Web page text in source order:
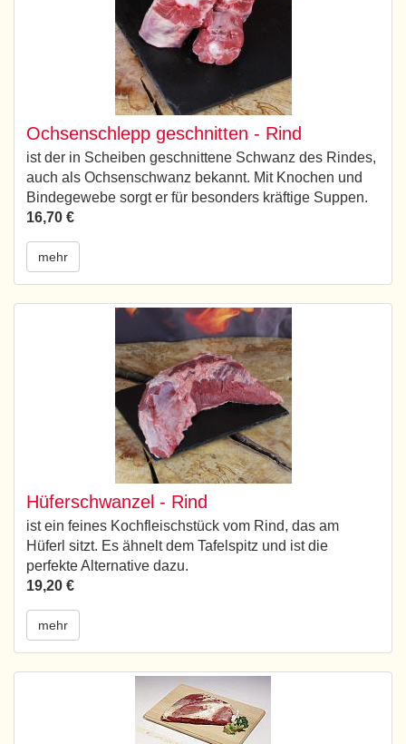
Ochsenschlepp geschnitten - Rind
ist der in Scheiben geschnittene Schwanz des Rindes,
auch als Ochsenschwanz bekannt. Mit Knochen und
Bindegewebe sorgt er für besonders kräftige Suppen.
16,70 €
mehr
Hüferschwanzel - Rind
ist ein feines Kochfleischstück vom Rind, das am
Hüferl sitzt. Es ähnelt dem Tafelspitz und ist die
perfekte Alternative dazu.
19,20 €
mehr